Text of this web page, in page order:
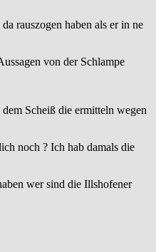
rauszogen haben als er in ne
von der Schlampe
Scheiß die ermitteln wegen
noch ? Ich hab damals die
wer sind die Illshofener